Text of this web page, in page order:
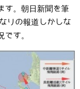
す。朝日新聞を筆
りの報道しかしな
す。